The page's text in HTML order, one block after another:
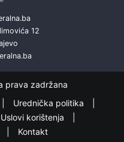
12
prava zadržana
Urednička politika
Uslovi korištenja
Kontakt